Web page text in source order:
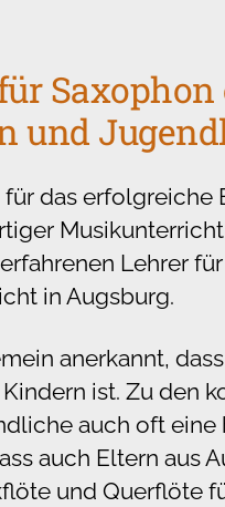
und
das erfolgreiche
Lehrer
in Augsburg.
anerkannt,
ist. Zu den
auch oft eine
auch Eltern aus
und Querflöte